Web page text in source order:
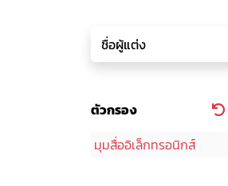
ตัวกรอง
มุมสื่ออิเล็กทรอนิกส์